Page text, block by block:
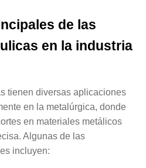
de las
en la industria
tienen diversas aplicaciones
en la metalúrgica, donde
en materiales metálicos
Algunas de las
incluyen: